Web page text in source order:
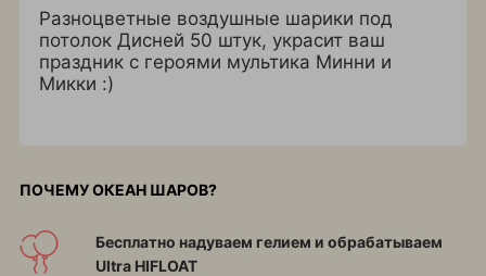
Разноцветные воздушные шарики под
потолок Дисней 50 штук, украсит ваш
праздник с героями мультика Минни и
Микки :)
ПОЧЕМУ ОКЕАН ШАРОВ?
Бесплатно надуваем гелием и обрабатываем
Ultra HIFLOAT